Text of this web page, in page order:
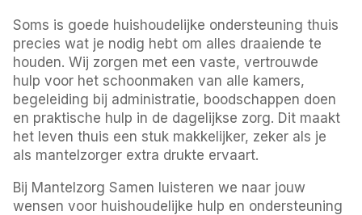
Soms is goede huishoudelijke ondersteuning thuis
precies wat je nodig hebt om alles draaiende te
houden. Wij zorgen met een vaste, vertrouwde
hulp voor het schoonmaken van alle kamers,
begeleiding bij administratie, boodschappen doen
en praktische hulp in de dagelijkse zorg. Dit maakt
het leven thuis een stuk makkelijker, zeker als je
als mantelzorger extra drukte ervaart.
Bij Mantelzorg Samen luisteren we naar jouw
wensen voor huishoudelijke hulp en ondersteuning